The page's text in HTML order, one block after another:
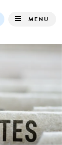
navigation
MENU